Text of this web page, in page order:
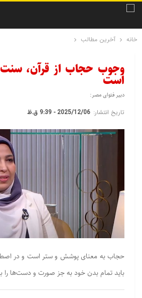
خانه آخرین مطالب
وجوب حجاب از قرآن،
است
دبیر فتوای مصر:
تاریخ انتشار: 2025/12/06 - 9:39 ق.ظ
حجاب به معنای پوشش و ستر است و در
باید تمام بدن خود به جز صورت و دست‌ها را